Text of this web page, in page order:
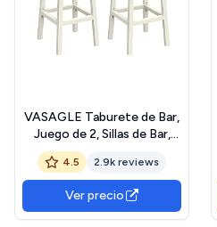
VASAGLE Taburete de Bar,
Juego de 2, Sillas de Bar,
Sillas de Cocina con Marco
de Metal, Altura 65 cm, con
Reposapiés, para Cocina,
Salón, Comedor, Beige
Roble y Blanco
4.5 2.9k reviews
Ver precio